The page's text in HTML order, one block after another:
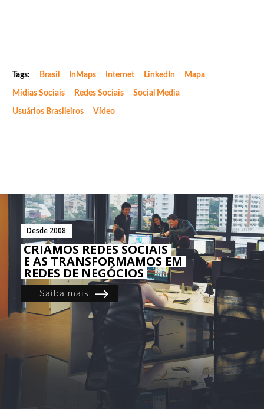
Tags: Brasil InMaps Internet LinkedIn Mapa
Mídias Sociais Redes Sociais Social Media
Usuários Brasileiros Vídeo
Desde 2008
CRIAMOS REDES SOCIAIS
E AS TRANSFORMAMOS EM
REDES DE NEGÓCIOS
Saiba mais